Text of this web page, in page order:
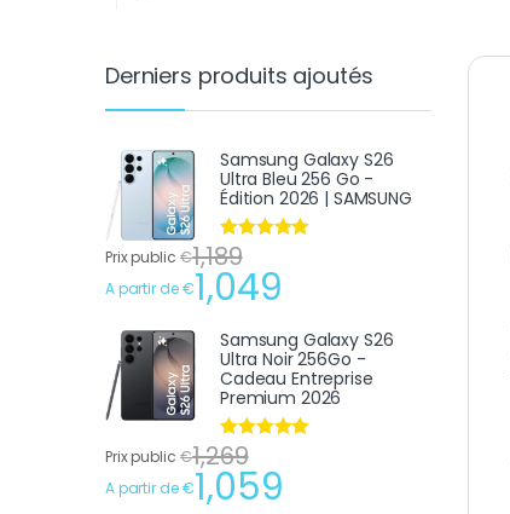
Derniers produits ajoutés
Samsung Galaxy S26
Ultra Bleu 256 Go -
Édition 2026 | SAMSUNG
Note
sur 5
Prix public €1,189
A partir de €1,049
Samsung Galaxy S26
Ultra Noir 256Go -
Cadeau Entreprise
Premium 2026
Note
sur 5
Prix public €1,269
A partir de €1,059